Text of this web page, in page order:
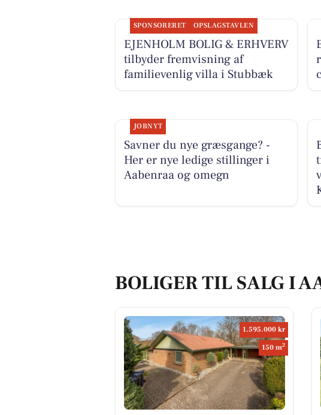
SPONSORERET OPSLAGSTAVLEN
EJENHOLM BOLIG & ERHVERV
tilbyder fremvisning af
familievenlig villa i Stubbæk
JOBNYT
Savner du nye græsgange? -
Her er nye ledige stillinger i
Aabenraa og omegn
BOLIGER TIL SALG I
1.595.000 kr
150 m2